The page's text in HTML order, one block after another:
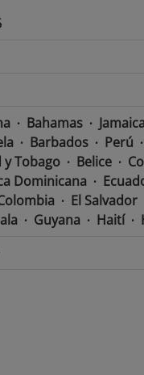
Bahamas
Barbados Perú
Tobago
Belice
Dominicana
El Salvador
Guyana Haití